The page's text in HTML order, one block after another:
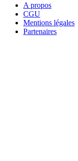
A propos
CGU
Mentions légales
Partenaires